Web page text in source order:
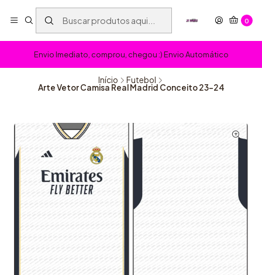
0
Envio Imediato, comprou, chegou :) Envio Automático
Início Futebol
Arte Vetor Camisa Real Madrid Conceito 23-24